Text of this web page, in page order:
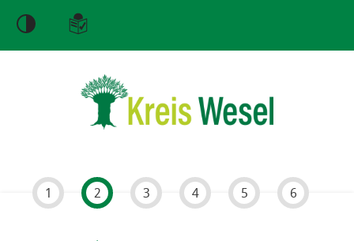
1 2 3 4 5 6